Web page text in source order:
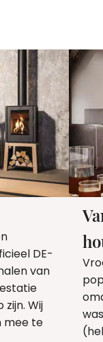
DE-
van
Wij
mee te